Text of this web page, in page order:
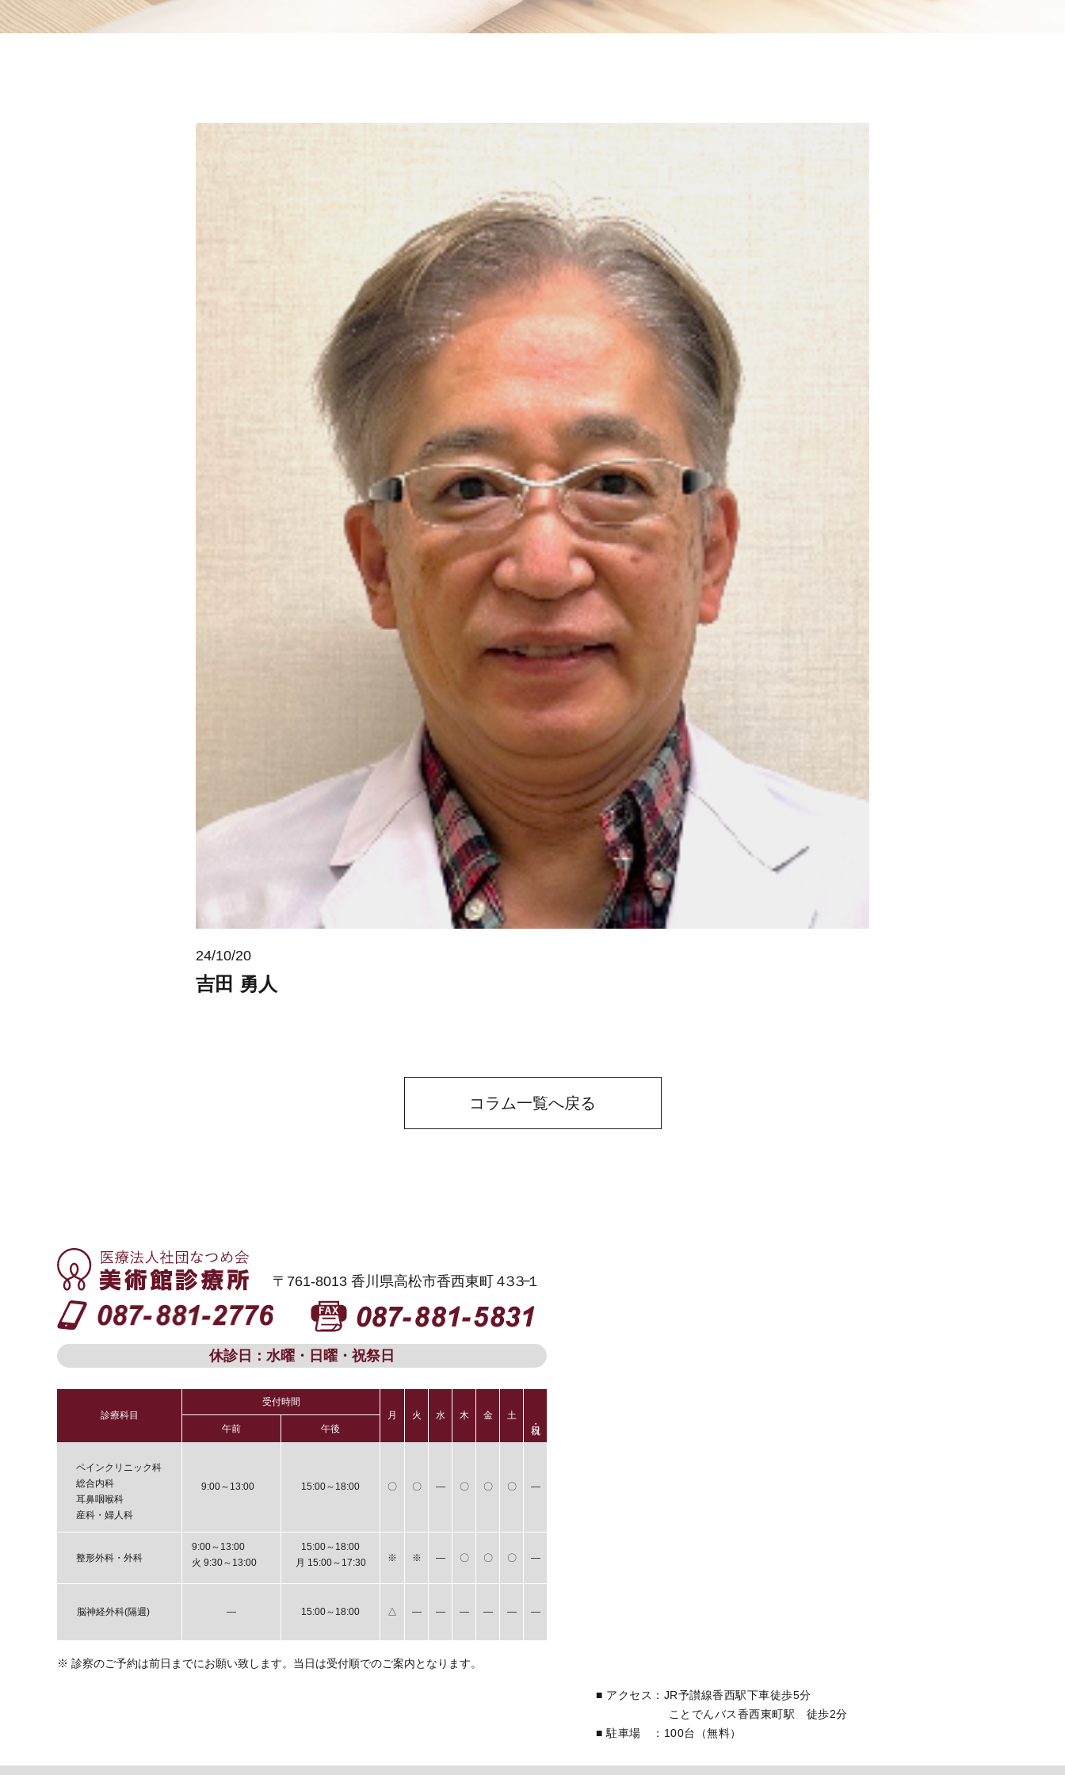
24/10/20
吉田 勇人
コラム一覧へ戻る
〒761-8013 香川県高松市香西東町 ４３３−１
休診日：水曜・日曜・祝祭日
診療科目
受付時間
月
火 水 木 金
土
午前
午後
ペインクリニック科
総合内科
耳鼻咽喉科
産科・婦人科
9:00～13:00 15:00～18:00 〇 〇 ― 〇 〇 〇 ―
整形外科・外科
9:00～13:00
火 9:30～13:00
15:00～18:00
月 15:00～17:30
※ ※ ― 〇 〇 〇 ―
脳神経外科(隔週) ― 15:00～18:00 △ ― ― ― ― ― ―
※ 診察のご予約は前日までにお願い致します。当日は受付順でのご案内となります。
■ アクセス：JR予讃線香西駅下車徒歩5分
ことでんバス香西東町駅 徒歩2分
■ 駐車場 ：100台（無料）